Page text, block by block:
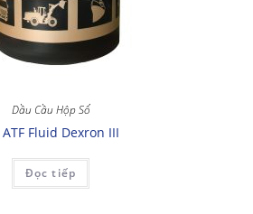
Dầu Cầu Hộp Số
ATF Fluid Dexron III
Đọc tiếp